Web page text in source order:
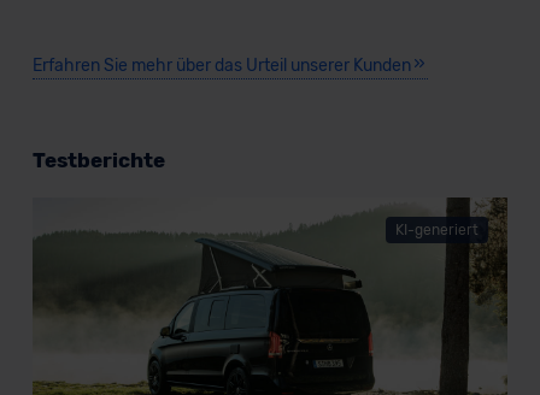
Erfahren Sie mehr über das Urteil unserer Kunden
Testberichte
KI-generiert